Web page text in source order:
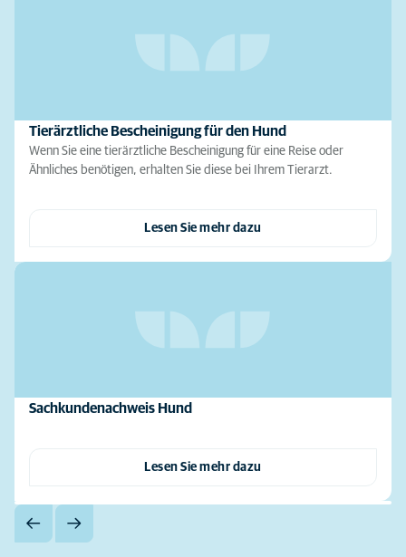
Tierärztliche Bescheinigung für den Hund
Wenn Sie eine tierärztliche Bescheinigung für eine Reise oder
Ähnliches benötigen, erhalten Sie diese bei Ihrem Tierarzt.
Lesen Sie mehr dazu
Sachkundenachweis Hund
Lesen Sie mehr dazu